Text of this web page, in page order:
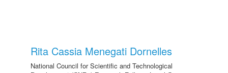
Rita Cassia Menegati Dornelles
National Council for Scientific and Technological